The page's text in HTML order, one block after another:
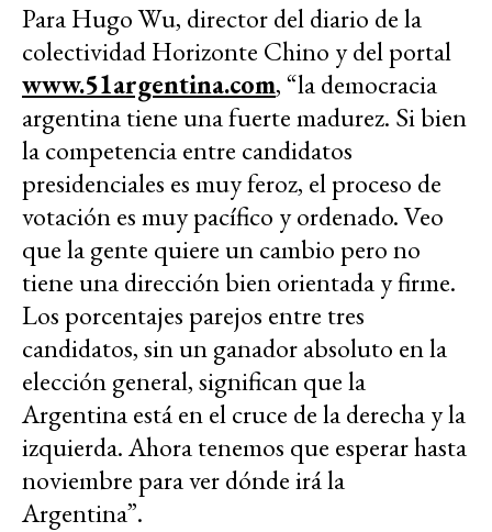
Para Hugo Wu, director del diario de la
colectividad Horizonte Chino y del portal
www.51argentina.com, “la democracia
argentina tiene una fuerte madurez. Si bien
la competencia entre candidatos
presidenciales es muy feroz, el proceso de
votación es muy pacífico y ordenado. Veo
que la gente quiere un cambio pero no
tiene una dirección bien orientada y firme.
Los porcentajes parejos entre tres
candidatos, sin un ganador absoluto en la
elección general, significan que la
Argentina está en el cruce de la derecha y la
izquierda. Ahora tenemos que esperar hasta
noviembre para ver dónde irá la
Argentina”.